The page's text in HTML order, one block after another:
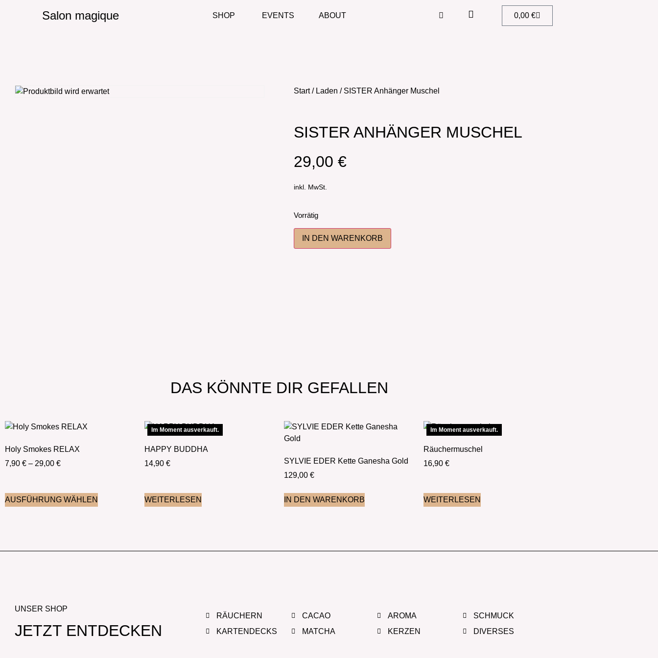
Salon magique SHOP EVENTS ABOUT 0,00€
Start/ Laden / SISTER Anhänger Muschel
SISTER ANHÄNGER MUSCHEL
29,00 €
inkl. MwSt.
Vorrätig
IN DEN WARENKORB
DAS KÖNNTE DIR GEFALLEN
Holy Smokes RELAX
7,90 € – 29,00 €
AUSFÜHRUNG WÄHLEN
Im Moment ausverkauft.
HAPPY BUDDHA
14,90 €
WEITERLESEN
SYLVIE EDER Kette Ganesha Gold
129,00 €
IN DEN WARENKORB
Im Moment ausverkauft.
Räuchermuschel
16,90 €
WEITERLESEN
UNSER SHOP
JETZT ENTDECKEN
RÄUCHERN
KARTENDECKS
CACAO
MATCHA
AROMA
KERZEN
SCHMUCK
DIVERSES